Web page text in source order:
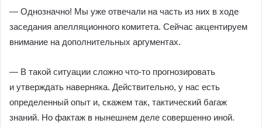
— Однозначно! Мы уже отвечали на часть из них в ходе
заседания апелляционного комитета. Сейчас акцентируем
внимание на дополнительных аргументах.
— В такой ситуации сложно что-то прогнозировать
и утверждать наверняка. Действительно, у нас есть
определенный опыт и, скажем так, тактический багаж
знаний. Но фактаж в нынешнем деле совершенно иной.